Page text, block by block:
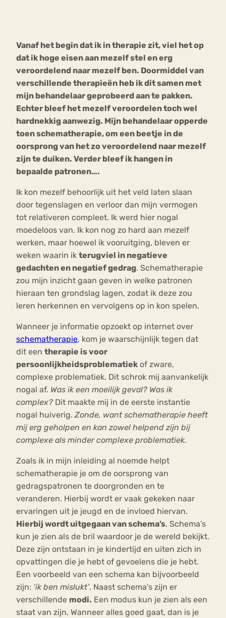
Vanaf het begin dat ik in therapie zit, viel het op
dat ik hoge eisen aan mezelf stel en erg
veroordelend naar mezelf ben. Doormiddel van
verschillende therapieën heb ik dit samen met
mijn behandelaar geprobeerd aan te pakken.
Echter bleef het mezelf veroordelen toch wel
hardnekkig aanwezig. Mijn behandelaar opperde
toen schematherapie, om een beetje in de
oorsprong van het zo veroordelend naar mezelf
zijn te duiken. Verder bleef ik hangen in
bepaalde patronen….
Ik kon mezelf behoorlijk uit het veld laten slaan
door tegenslagen en verloor dan mijn vermogen
tot relativeren compleet. Ik werd hier nogal
moedeloos van. Ik kon nog zo hard aan mezelf
werken, maar hoewel ik vooruitging, bleven er
weken waarin ik terugviel in negatieve
gedachten en negatief gedrag. Schematherapie
zou mijn inzicht gaan geven in welke patronen
hieraan ten grondslag lagen, zodat ik deze zou
leren herkennen en vervolgens op in kon spelen.
Wanneer je informatie opzoekt op internet over
schematherapie, kom je waarschijnlijk tegen dat
dit een therapie is voor
persoonlijkheidsproblematiek of zware,
complexe problematiek. Dit schrok mij aanvankelijk
nogal af. Was ik een moeilijk geval? Was ik
complex? Dit maakte mij in de eerste instantie
nogal huiverig.Zonde, want schematherapie heeft
mij erg geholpen en kan zowel helpend zijn bij
complexe als minder complexe problematiek.
Zoals ik in mijn inleiding al noemde helpt
schematherapie je om de oorsprong van
gedragspatronen te doorgronden en te
veranderen. Hierbij wordt er vaak gekeken naar
ervaringen uit je jeugd en de invloed hiervan.
Hierbij wordt uitgegaan van schema’s. Schema’s
kun je zien als de bril waardoor je de wereld bekijkt.
Deze zijn ontstaan in je kindertijd en uiten zich in
opvattingen die je hebt of gevoelens die je hebt.
Een voorbeeld van een schema kan bijvoorbeeld
zijn: ‘ik ben mislukt’. Naast schema’s zijn er
verschillende modi. Een modus kun je zien als een
staat van zijn. Wanneer alles goed gaat, dan is je
Forum
mia
Nerv
osa
Eetstoornis Anorexia Nervosa
Eetbuien Piekeren Sport
Trauma
Orthorexia
Afvallen Angst